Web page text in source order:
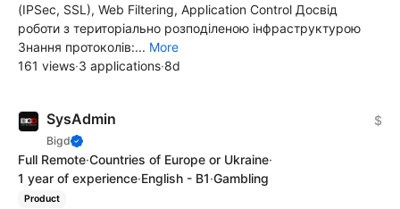
(IPSec, SSL), Web Filtering, Application Control Досвід
роботи з територіально розподіленою інфраструктурою
Знання протоколів:... More
161 views·3 applications·8d
SysAdmin
Bigd
$
Full Remote·Countries of Europe or Ukraine·
1 year of experience·English - B1·Gambling
Product